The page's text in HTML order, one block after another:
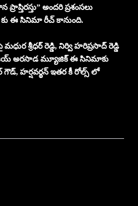
అందరి ప్రశంసలు
ఈ సినిమా రీచ్ కానుంది.
శ్రీధర్ రెడ్డి, నిర్వి హరిప్రసాద్ రెడ్డి
అజయ్ అరసాడ మ్యూజిక్ ఈ సినిమాకు
హర్షవర్థన్ ఇతర కీ రోల్స్ లో